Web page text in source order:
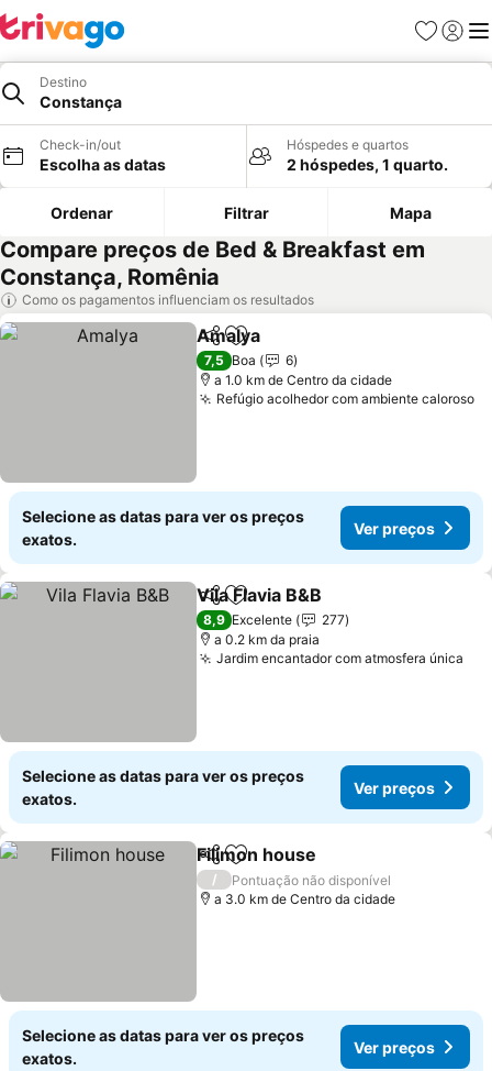
Favoritos
Iniciar
Destino
Constança
Check-in/out
Escolha as datas
Hóspedes e quartos
2 hóspedes, 1 quarto.
Ordenar Filtrar Mapa
Compare preços de Bed & Breakfast em
Constança, Romênia
Como os pagamentos influenciam os resultados
PartilharAdicionar aos favoritos
Amalya
7,5 Boa
6
a 1.0 km de Centro da cidade
Refúgio acolhedor com ambiente caloroso
Selecione as datas para ver os preços
exatos.
Ver preços
PartilharAdicionar aos favoritos
Vila Flavia B&B
8,9 Excelente
277
a 0.2 km da praia
Jardim encantador com atmosfera única
Selecione as datas para ver os preços
exatos.
Ver preços
PartilharAdicionar aos favoritos
Filimon house
/
Pontuação não disponível
a 3.0 km de Centro da cidade
Selecione as datas para ver os preços
exatos.
Ver preços